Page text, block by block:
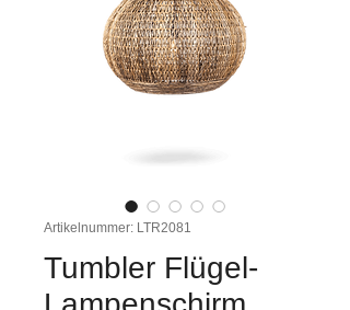
Artikelnummer: LTR2081
Tumbler Flügel-